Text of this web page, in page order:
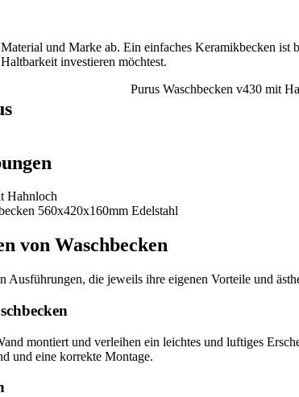
und Marke ab. Ein einfaches Keramikbecken
investieren möchtest.
Purus Waschbecken v430 mit
Hahnloch
560x420x160mm Edelstahl
von Waschbecken
Ausführungen, die jeweils ihre eigenen Vorteile und
montiert und verleihen ein leichtes und luftiges
und eine korrekte Montage.